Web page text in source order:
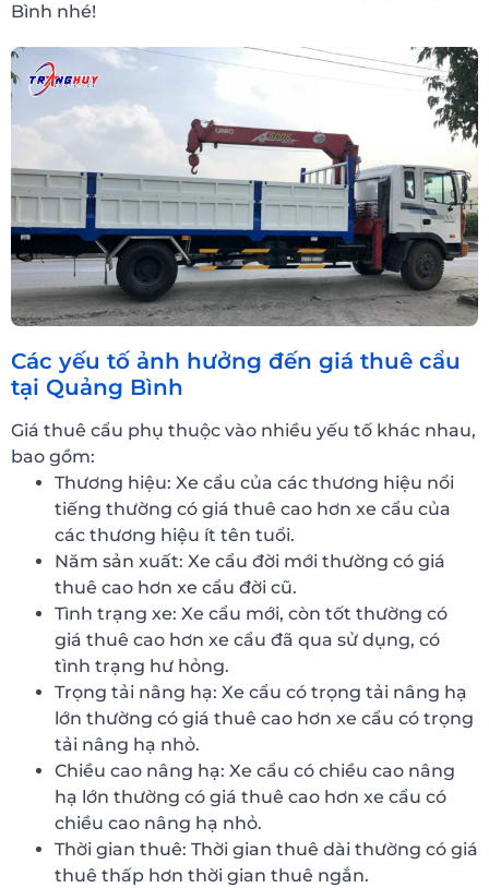
Bình nhé!
Các yếu tố ảnh hưởng đến giá thuê cẩu
tại Quảng Bình
Giá thuê cẩu phụ thuộc vào nhiều yếu tố khác nhau,
bao gồm:
Thương hiệu: Xe cẩu của các thương hiệu nổi
tiếng thường có giá thuê cao hơn xe cẩu của
các thương hiệu ít tên tuổi.
Năm sản xuất: Xe cẩu đời mới thường có giá
thuê cao hơn xe cẩu đời cũ.
Tình trạng xe: Xe cẩu mới, còn tốt thường có
giá thuê cao hơn xe cẩu đã qua sử dụng, có
tình trạng hư hỏng.
Trọng tải nâng hạ: Xe cẩu có trọng tải nâng hạ
lớn thường có giá thuê cao hơn xe cẩu có trọng
tải nâng hạ nhỏ.
Chiều cao nâng hạ: Xe cẩu có chiều cao nâng
hạ lớn thường có giá thuê cao hơn xe cẩu có
chiều cao nâng hạ nhỏ.
Thời gian thuê: Thời gian thuê dài thường có giá
thuê thấp hơn thời gian thuê ngắn.